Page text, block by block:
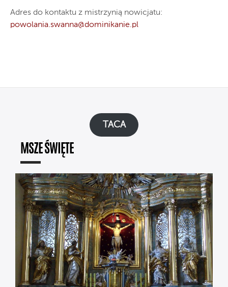
Adres do kontaktu z mistrzynią nowicjatu:
powolania.swanna@dominikanie.pl
TACA
MSZE ŚWIĘTE